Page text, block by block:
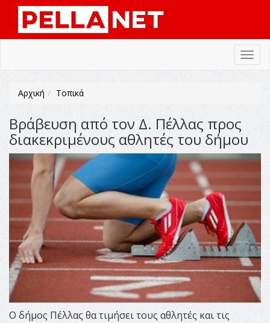
Αρχική Τοπικά
Βράβευση από τον Δ. Πέλλας προς
διακεκριμένους αθλητές του δήμου
Ο δήμος Πέλλας θα τιμήσει τους αθλητές και τις